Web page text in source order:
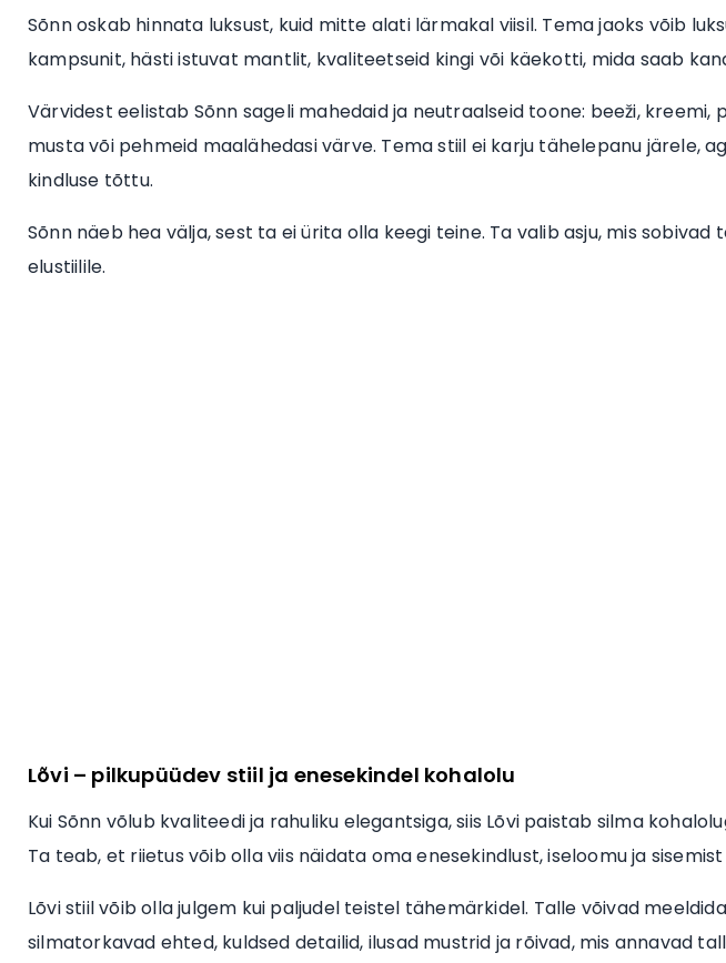
Sõnn oskab hinnata luksust, kuid mitte alati lärmakal viisil. Tema jaoks võib
kampsunit, hästi istuvat mantlit, kvaliteetseid kingi või käekotti, mida saab
Värvidest eelistab Sõnn sageli mahedaid ja neutraalseid toone: beeži, kreemi,
musta või pehmeid maalähedasi värve. Tema stiil ei karju tähelepanu järele,
kindluse tõttu.
Sõnn näeb hea välja, sest ta ei ürita olla keegi teine. Ta valib asju, mis sobivad
elustiilile.
Lõvi – pilkupüüdev stiil ja enesekindel kohalolu
Kui Sõnn võlub kvaliteedi ja rahuliku elegantsiga, siis Lõvi paistab silma
Ta teab, et riietus võib olla viis näidata oma enesekindlust, iseloomu ja sisemist
Lõvi stiil võib olla julgem kui paljudel teistel tähemärkidel. Talle võivad
silmatorkavad ehted, kuldsed detailid, ilusad mustrid ja rõivad, mis annavad